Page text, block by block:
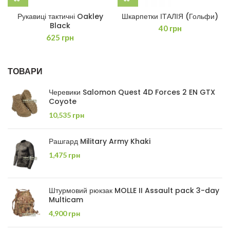
Рукавиці тактичні Oakley
Black
625 грн
Шкарпетки ІТАЛІЯ (Гольфи)
40 грн
ТОВАРИ
Черевики Salomon Quest 4D Forces 2 EN GTX
Coyote
10,535 грн
Рашгард Military Army Khaki
1,475 грн
Штурмовий рюкзак MOLLE II Assault pack 3-day
Multicam
4,900грн